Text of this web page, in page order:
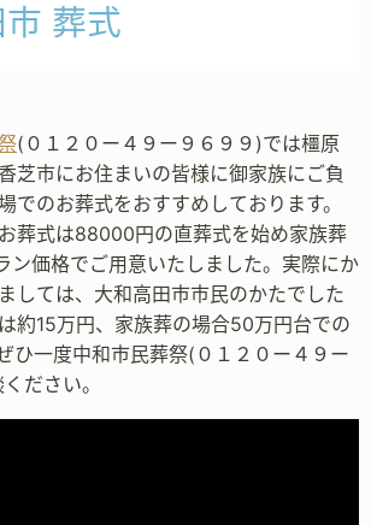
葬式
(０１２０ー４９ー９６９９)では橿原
芝市にお住まいの皆様に御家族にご負
でのお葬式をおすすめしております。
葬式は88000円の直葬式を始め家族葬
価格でご用意いたしました。実際にか
しては、大和高田市市民のかたでした
約15万円、家族葬の場合50万円台での
ひ一度中和市民葬祭(０１２０ー４９ー
ださい。